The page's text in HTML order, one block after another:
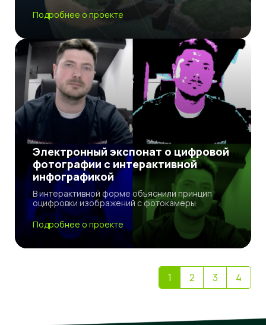
Подробнее о проекте
Электронный экспонат о цифровой
фотографии с интерактивной
инфографикой
В интерактивной форме объяснили принцип
оцифровки изображений с фотокамеры
Подробнее о проекте
1 2 3 4